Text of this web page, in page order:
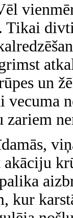
Tikai
un
vecuma
zariem
akāciju
kur